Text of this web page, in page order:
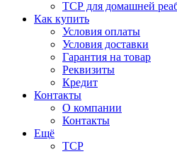
ТСР для домашней
Как купить
Условия оплаты
Условия доставки
Гарантия на товар
Реквизиты
Кредит
Контакты
О компании
Контакты
Ещё
ТСР